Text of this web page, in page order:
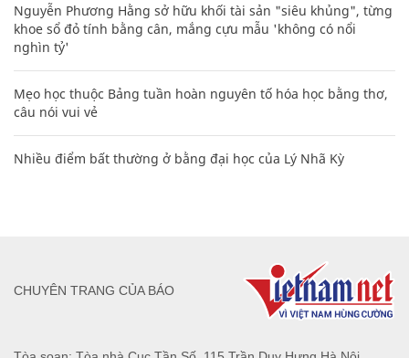
Nguyễn Phương Hằng sở hữu khối tài sản "siêu khủng", từng
khoe sổ đỏ tính bằng cân, mắng cựu mẫu 'không có nổi
nghìn tỷ'
Mẹo học thuộc Bảng tuần hoàn nguyên tố hóa học bằng thơ,
câu nói vui vẻ
Nhiều điểm bất thường ở bằng đại học của Lý Nhã Kỳ
CHUYÊN TRANG CỦA BÁO